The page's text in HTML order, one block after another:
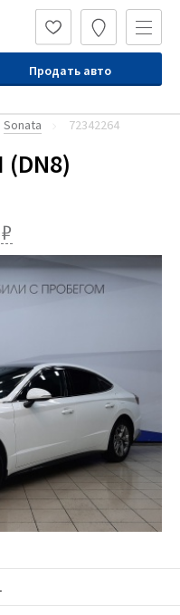
Продать авто
Sonata 72342264
₽